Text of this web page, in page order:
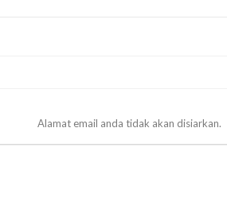
Alamat email anda tidak akan disiarkan.